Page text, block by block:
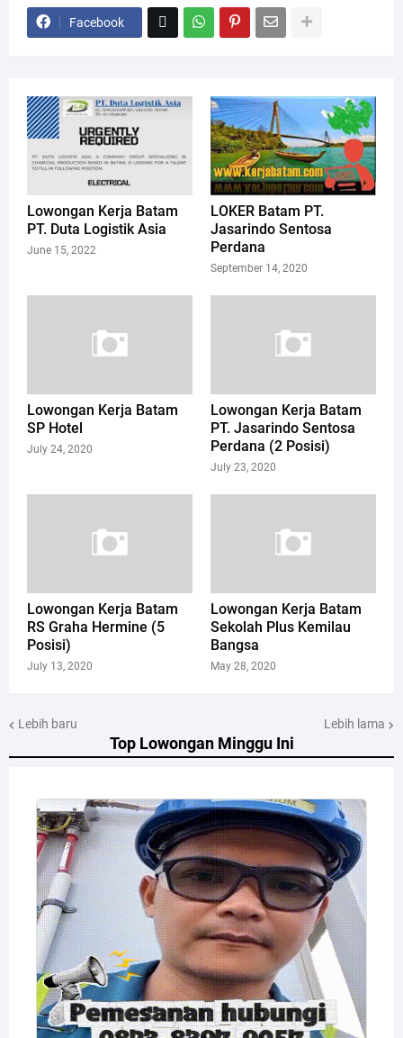
Top Lowongan Minggu Ini
Facebook
Lowongan Kerja Batam
PT. Duta Logistik Asia
June 15, 2022
LOKER Batam PT.
Jasarindo Sentosa
Perdana
September 14, 2020
Lowongan Kerja Batam
SP Hotel
July 24, 2020
Lowongan Kerja Batam
PT. Jasarindo Sentosa
Perdana (2 Posisi)
July 23, 2020
Lowongan Kerja Batam
RS Graha Hermine (5
Posisi)
July 13, 2020
Lowongan Kerja Batam
Sekolah Plus Kemilau
Bangsa
May 28, 2020
Lebih baru Lebih lama